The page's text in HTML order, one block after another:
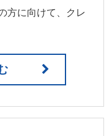
方に向けて、クレ